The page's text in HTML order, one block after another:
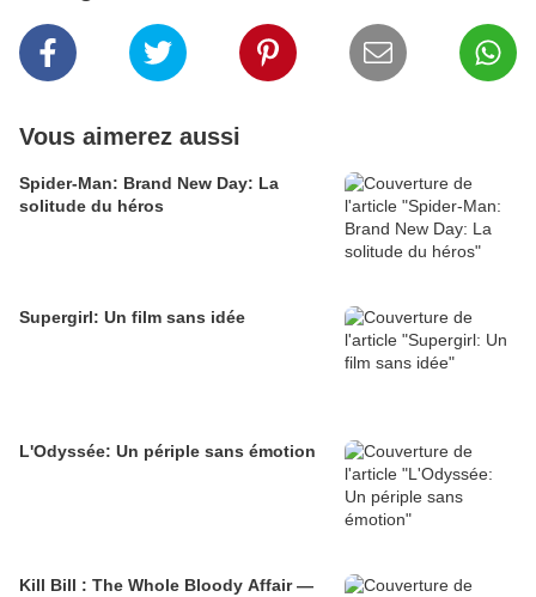
Vous aimerez aussi
Spider-Man: Brand New Day: La
solitude du héros
Supergirl: Un film sans idée
L'Odyssée: Un périple sans émotion
Kill Bill : The Whole Bloody Affair —